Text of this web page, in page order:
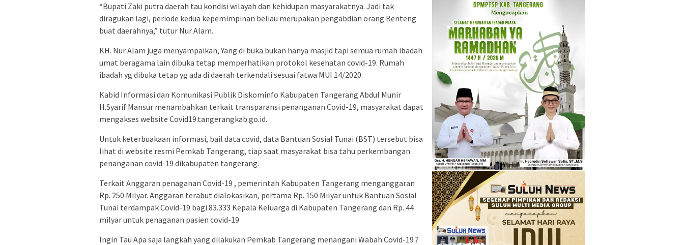
“Bupati Zaki putra daerah tau kondisi wilayah dan kehidupan masyarakatnya. Jadi tak
diragukan lagi, periode kedua kepemimpinan beliau merupakan pengabdian orang Benteng
buat daerahnya,” tutur Nur Alam.
KH. Nur Alam juga menyampaikan, Yang di buka bukan hanya masjid tapi semua rumah ibadah
umat beragama lain dibuka tetap memperhatikan protokol kesehatan covid-19. Rumah
ibadah yg dibuka tetap yg ada di daerah terkendali sesuai fatwa MUI 14/2020.
Kabid Informasi dan Komunikasi Publik Diskominfo Kabupaten Tangerang Abdul Munir
H.Syarif Mansur menambahkan terkait transparansi penanganan Covid-19, masyarakat dapat
mengakses website Covid19.tangerangkab.go.id.
Untuk keterbuakaan informasi, bail data covid, data Bantuan Sosial Tunai (BST) tersebut bisa
lihat di website resmi Pemkab Tangerang, tiap saat masyarakat bisa tahu perkembangan
penanganan covid-19 dikabupaten tangerang.
Terkait Anggaran penaganan Covid-19 , pemerintah Kabupaten Tangerang menganggaran
Rp. 250 Milyar. Anggaran terabut dialokasikan, pertama Rp. 150 Milyar untuk Bantuan Sosial
Tunai terdampak Covid-19 bagi 83.333 Kepala Keluarga di Kabupaten Tangerang dan Rp. 44
milyar untuk penaganan pasien covid-19
Ingin Tau Apa saja langkah yang dilakukan Pemkab Tangerang menangani Wabah Covid-19 ?